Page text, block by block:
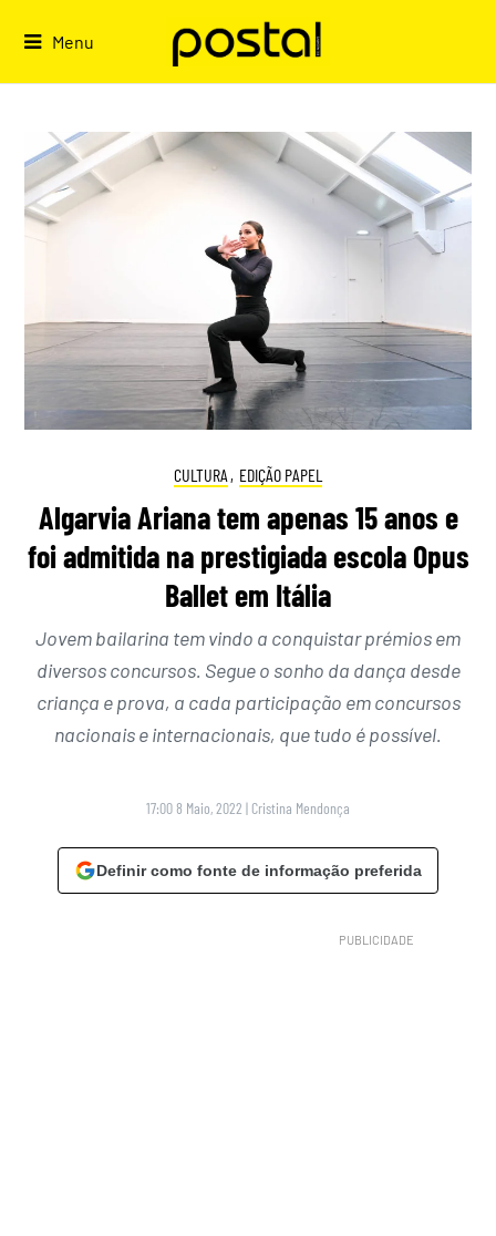
Menu
CULTURA , EDIÇÃO PAPEL
Algarvia Ariana tem apenas 15 anos e
foi admitida na prestigiada escola Opus
Ballet em Itália
Jovem bailarina tem vindo a conquistar prémios em
diversos concursos. Segue o sonho da dança desde
criança e prova, a cada participação em concursos
nacionais e internacionais, que tudo é possível.
17:00 8 Maio, 2022 | Cristina Mendonça
Definir como fonte de informação preferida